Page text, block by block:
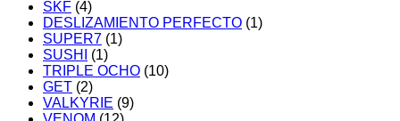
SKF (4)
DESLIZAMIENTO PERFECTO (1)
SUPER7 (1)
SUSHI
(1)
TRIPLE OCHO (10)
GET (2)
VALKYRIE (9)